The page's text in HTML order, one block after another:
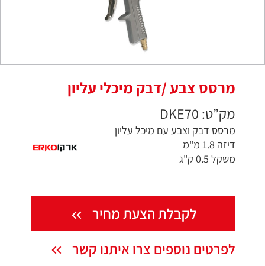
מרסס צבע /דבק מיכלי עליון
מק”ט: DKE70
מרסס דבק וצבע עם מיכל עליון
דיזה 1.8 מ"מ
משקל 0.5 ק"ג
לקבלת הצעת מחיר
לפרטים נוספים צרו איתנו קשר